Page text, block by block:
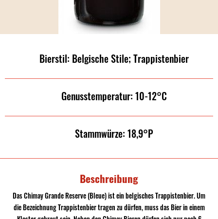
Bierstil: Belgische Stile; Trappistenbier
Genusstemperatur: 10-12°C
Stammwürze: 18,9°P
Beschreibung
Das Chimay Grande Reserve (Bleue) ist ein belgisches Trappistenbier. Um
die Bezeichnung Trappistenbier tragen zu dürfen, muss das Bier in einem